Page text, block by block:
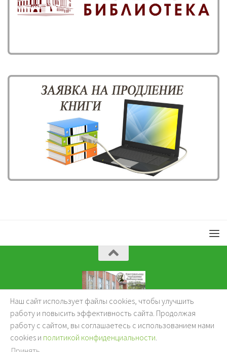
KuzBibliok © 2026.
Наш сайт использует файлы cookies, чтобы улучшить
работу и повысить эффективность сайта. Продолжая
работу с сайтом, вы соглашаетесь с использованием нами
cookies и политикой конфиденциальности.